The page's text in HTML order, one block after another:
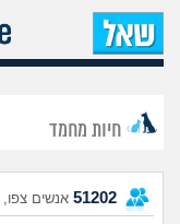
חיות מחמד
51202 אנשים צפו,